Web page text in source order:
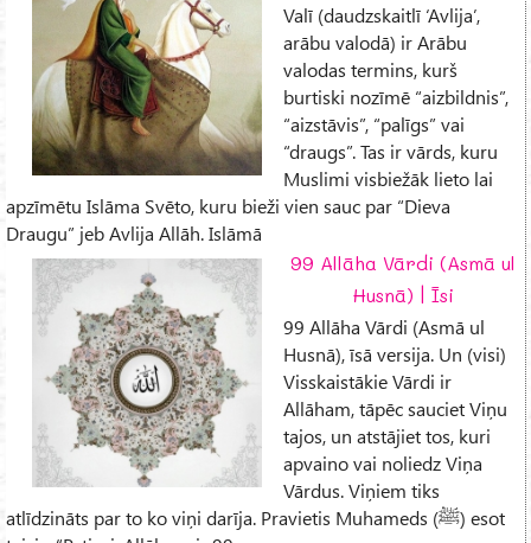
Valī (daudzskaitlī ‘Avlija’,
arābu valodā) ir Arābu
valodas termins, kurš
burtiski nozīmē “aizbildnis”,
“aizstāvis”, “palīgs” vai
“draugs”. Tas ir vārds, kuru
Muslimi visbiežāk lieto lai
apzīmētu Islāma Svēto, kuru bieži vien sauc par “Dieva
Draugu” jeb Avlija Allāh. Islāmā
99 Allāha Vārdi (Asmā ul
Husnā) | Īsi
99 Allāha Vārdi (Asmā ul
Husnā), īsā versija. Un (visi)
Visskaistākie Vārdi ir
Allāham, tāpēc sauciet Viņu
tajos, un atstājiet tos, kuri
apvaino vai noliedz Viņa
Vārdus. Viņiem tiks
atlīdzināts par to ko viņi darīja. Pravietis Muhameds (ﷺ) esot